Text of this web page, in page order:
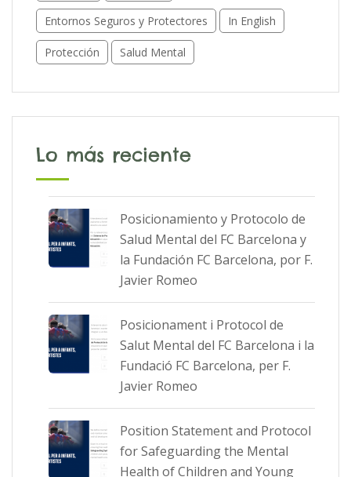
Entornos Seguros y Protectores In English
Protección Salud Mental
Lo más reciente
Posicionamiento y Protocolo de
Salud Mental del FC Barcelona y
la Fundación FC Barcelona, por F.
Javier Romeo
Posicionament i Protocol de
Salut Mental del FC Barcelona i la
Fundació FC Barcelona, per F.
Javier Romeo
Position Statement and Protocol
for Safeguarding the Mental
Health of Children and Young